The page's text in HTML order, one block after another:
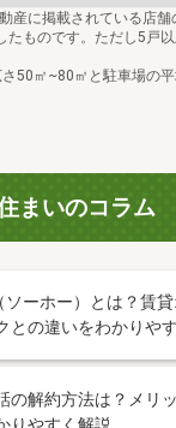
産に掲載されている店
たものです。ただし5戸
50㎡~80㎡と駐車場の
まいのコラム
ソーホー）とは？賃
との違いをわかりや
の解約方法は？メリ